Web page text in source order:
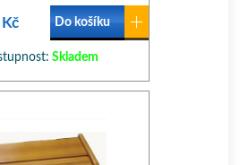
Do košíku
Skladem